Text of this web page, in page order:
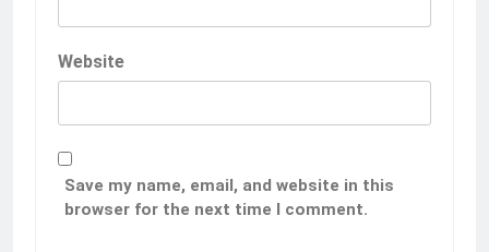
Website
Save my name, email, and website in this
browser for the next time I comment.